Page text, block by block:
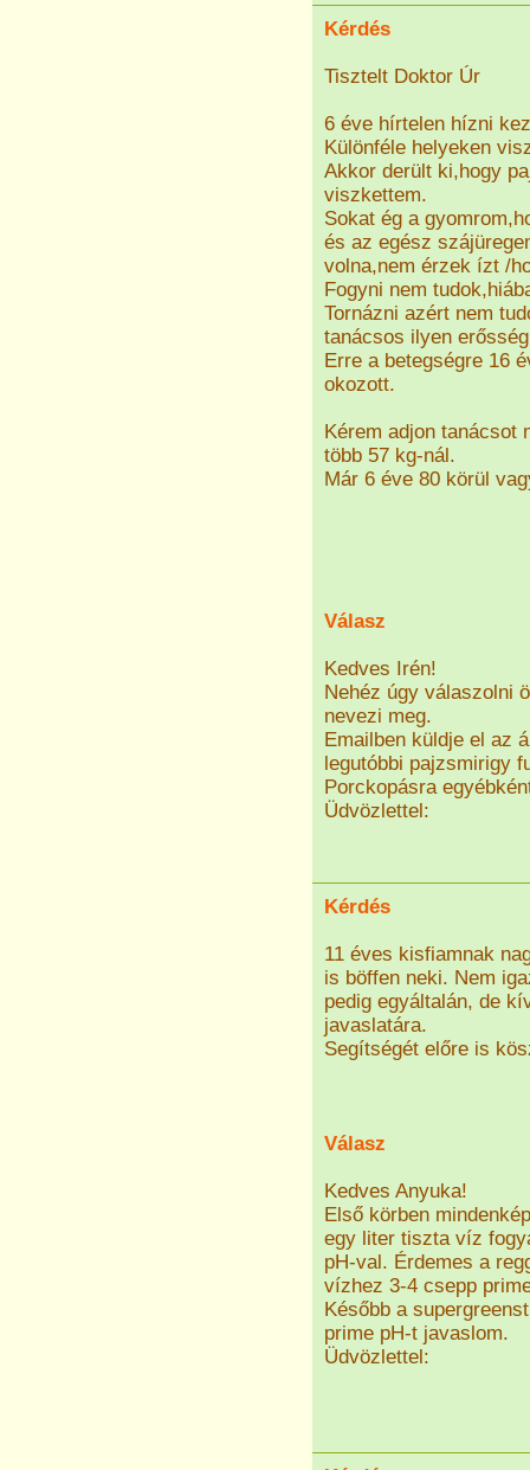
Kérdés
Tisztelt Doktor Úr
6 éve hírtelen hízni
Különféle helyeken
Akkor derült ki,hogy
viszkettem.
Sokat ég a
és az egész
volna,nem érzek ízt /
Fogyni nem
Tornázni azért nem
tanácsos ilyen
Erre a betegségre 16
okozott.
Kérem adjon tanácsot
több 57 kg-nál.
Már 6 éve 80 körül
Válasz
Kedves Irén!
Nehéz úgy válaszolni
nevezi meg.
Emailben küldje el az
legutóbbi pajzsmirigy
Porckopásra
Üdvözlettel:
Kérdés
11 éves kisfiamnak
is böffen neki. Nem
pedig egyáltalán, de
javaslatára.
Segítségét előre is
Válasz
Kedves Anyuka!
Első körben
egy liter tiszta víz
pH-val. Érdemes a
vízhez 3-4 csepp
Később a
prime pH-t javaslom.
Üdvözlettel: